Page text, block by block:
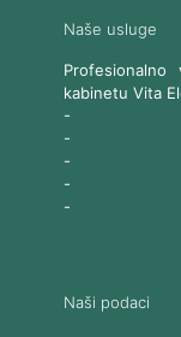
Naše usluge
kabinetu Vita
-
-
-
-
-
Naši podaci